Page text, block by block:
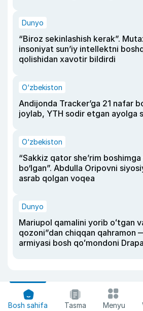
Dunyo
“Biroz sekinlashish kerak”.
insoniyat sun’iy intellektni
qolishidan xavotir bildirdi
O‘zbekiston
Andijonda Tracker’ga 21 nafar
joylab, YTH sodir etgan ayolga
O‘zbekiston
“Sakkiz qator she’rim
bo‘lgan”. Abdulla Oripovni
asrab qolgan voqea
Dunyo
Mariupol qamalini yorib oʻtgan
qozoni”dan chiqqan qahramon
armiyasi bosh qoʻmondoni
Bosh sahifa Tasma Menyu